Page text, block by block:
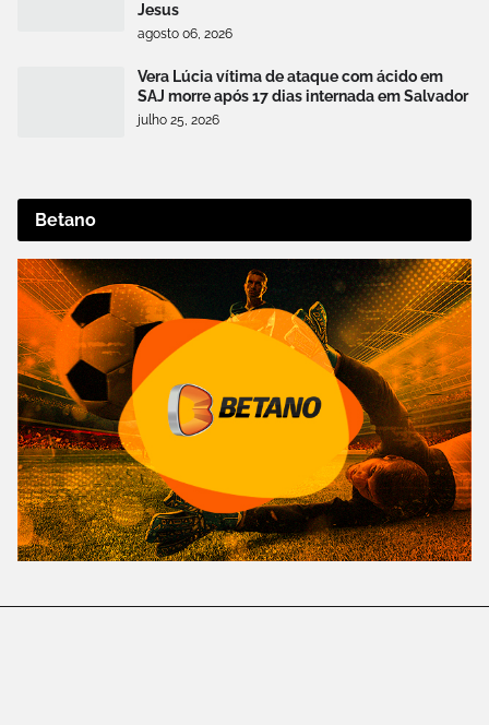
Jesus
agosto 06, 2026
Vera Lúcia vítima de ataque com ácido em
SAJ morre após 17 dias internada em Salvador
julho 25, 2026
Betano